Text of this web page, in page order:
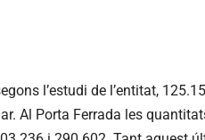
l’estudi de l’entitat,
Al Porta Ferrada les